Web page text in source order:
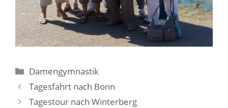
Kategorien
Damengymnastik
Tagesfahrt nach Bonn
Tagestour nach Winterberg